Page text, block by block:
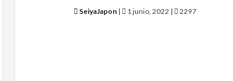
SeiyaJapon | 1 junio, 2022 | 2297